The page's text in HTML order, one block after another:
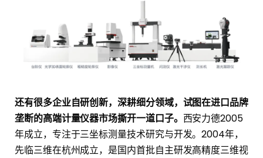
还有很多企业自研创新，深耕细分领域，试图在进口品牌
垄断的高端计量仪器市场撕开一道口子。 西安力德2005
年成立，专注于三坐标测量技术研究与开发。2004年，
先临三维在杭州成立，是国内首批自主研发高精度三维视